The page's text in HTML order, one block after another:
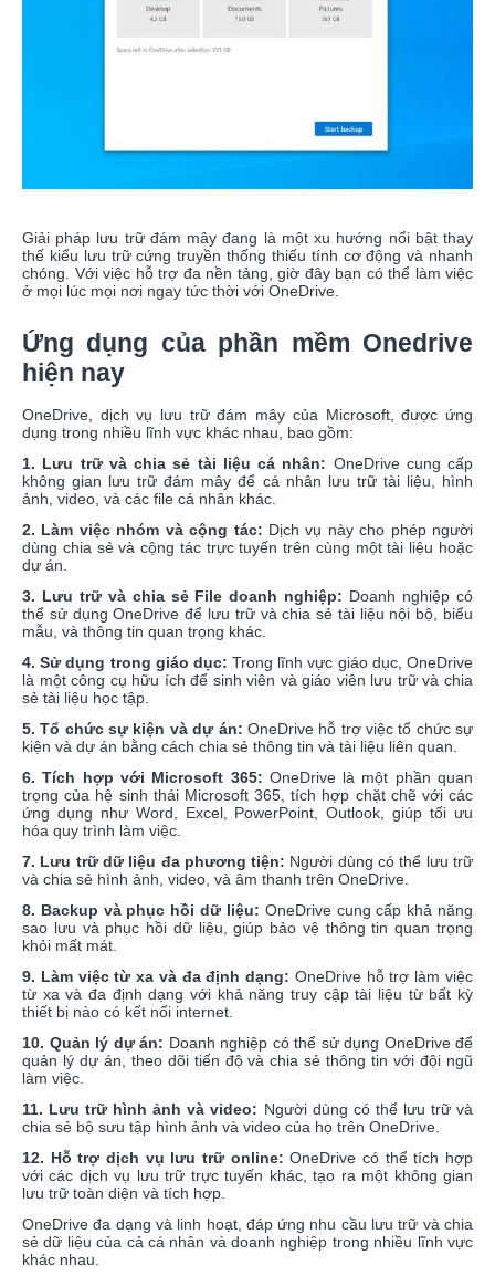
Giải pháp lưu trữ đám mây đang là một xu hướng nổi bật thay
thế kiểu lưu trữ cứng truyền thống thiếu tính cơ động và nhanh
chóng. Với việc hỗ trợ đa nền tảng, giờ đây bạn có thể làm việc
ở mọi lúc mọi nơi ngay tức thời với OneDrive.
Ứng dụng của phần mềm Onedrive
hiện nay
OneDrive, dịch vụ lưu trữ đám mây của Microsoft, được ứng
dụng trong nhiều lĩnh vực khác nhau, bao gồm:
1. Lưu trữ và chia sẻ tài liệu cá nhân: OneDrive cung cấp
không gian lưu trữ đám mây để cá nhân lưu trữ tài liệu, hình
ảnh, video, và các file cá nhân khác.
2. Làm việc nhóm và cộng tác: Dịch vụ này cho phép người
dùng chia sẻ và cộng tác trực tuyến trên cùng một tài liệu hoặc
dự án.
3. Lưu trữ và chia sẻ File doanh nghiệp: Doanh nghiệp có
thể sử dụng OneDrive để lưu trữ và chia sẻ tài liệu nội bộ, biểu
mẫu, và thông tin quan trọng khác.
4. Sử dụng trong giáo dục: Trong lĩnh vực giáo dục, OneDrive
là một công cụ hữu ích để sinh viên và giáo viên lưu trữ và chia
sẻ tài liệu học tập.
5. Tổ chức sự kiện và dự án: OneDrive hỗ trợ việc tổ chức sự
kiện và dự án bằng cách chia sẻ thông tin và tài liệu liên quan.
6. Tích hợp với Microsoft 365: OneDrive là một phần quan
trọng của hệ sinh thái Microsoft 365, tích hợp chặt chẽ với các
ứng dụng như Word, Excel, PowerPoint, Outlook, giúp tối ưu
hóa quy trình làm việc.
7. Lưu trữ dữ liệu đa phương tiện: Người dùng có thể lưu trữ
và chia sẻ hình ảnh, video, và âm thanh trên OneDrive.
8. Backup và phục hồi dữ liệu: OneDrive cung cấp khả năng
sao lưu và phục hồi dữ liệu, giúp bảo vệ thông tin quan trọng
khỏi mất mát.
9. Làm việc từ xa và đa định dạng: OneDrive hỗ trợ làm việc
từ xa và đa định dạng với khả năng truy cập tài liệu từ bất kỳ
thiết bị nào có kết nối internet.
10. Quản lý dự án: Doanh nghiệp có thể sử dụng OneDrive để
quản lý dự án, theo dõi tiến độ và chia sẻ thông tin với đội ngũ
làm việc.
11. Lưu trữ hình ảnh và video: Người dùng có thể lưu trữ và
chia sẻ bộ sưu tập hình ảnh và video của họ trên OneDrive.
12. Hỗ trợ dịch vụ lưu trữ online:OneDrive có thể tích hợp
với các dịch vụ lưu trữ trực tuyến khác, tạo ra một không gian
lưu trữ toàn diện và tích hợp.
OneDrive đa dạng và linh hoạt, đáp ứng nhu cầu lưu trữ và chia
sẻ dữ liệu của cả cá nhân và doanh nghiệp trong nhiều lĩnh vực
khác nhau.